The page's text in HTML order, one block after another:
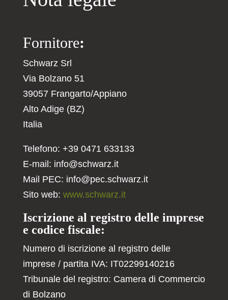
Fornitore:
Schwarz Srl
Via Bolzano 51
39057 Frangarto/Appiano
Alto Adige (BZ)
Italia
Telefono: +39 0471 633133
E-mail: info@schwarz.it
Mail PEC: info@pec.schwarz.it
Sito web: www.schwarz.it
Iscrizione al registro delle imprese
e codice fiscale:
Numero di iscrizione al registro delle
imprese / partita IVA: IT02299140216
Tribunale del registro: Camera di Commercio
di Bolzano